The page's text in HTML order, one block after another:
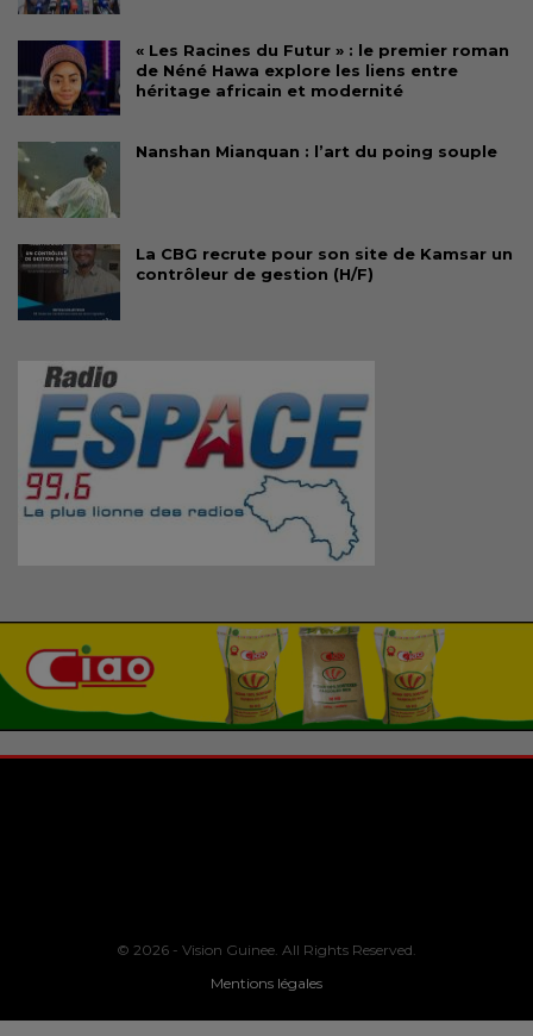
« Les Racines du Futur » : le premier roman
de Néné Hawa explore les liens entre
héritage africain et modernité
Nanshan Mianquan : l’art du poing souple
La CBG recrute pour son site de Kamsar un
contrôleur de gestion (H/F)
© 2026 - Vision Guinee. All Rights Reserved.
Mentions légales